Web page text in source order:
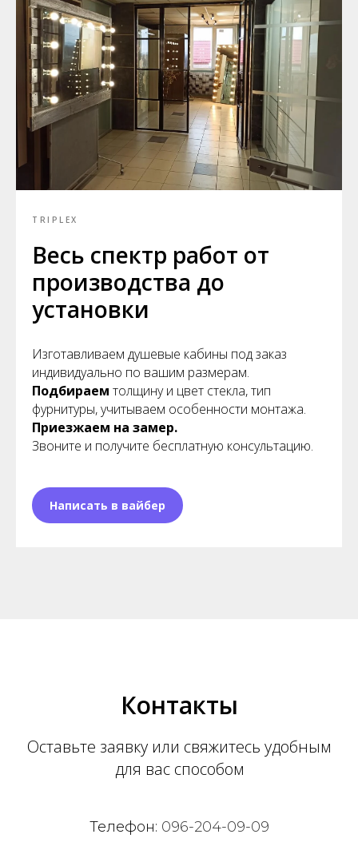
TRIPLEX
Весь спектр работ от
производства до
установки
Изготавливаем душевые кабины под заказ
индивидуально по вашим размерам.
Подбираем толщину и цвет стекла, тип
фурнитуры, учитываем особенности монтажа.
Приезжаем на замер.
Звоните и получите бесплатную консультацию.
Написать в вайбер
Контакты
Оставьте заявку или свяжитесь удобным
для вас способом
Телефон: 096-204-09-09